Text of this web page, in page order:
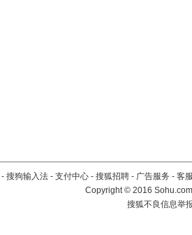
- 搜狗输入法 - 支付中心 - 搜狐招聘 - 广告服务 - 客
Copyright©2016
搜狐不良信息举